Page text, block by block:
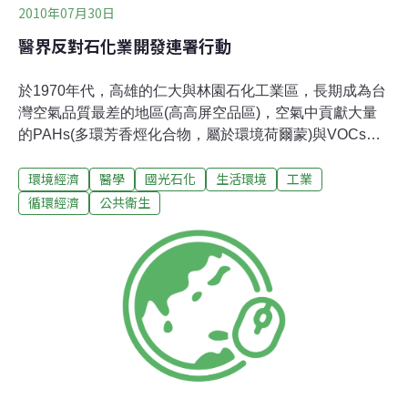
2010年07月30日
醫界反對石化業開發連署行動
於1970年代，高雄的仁大與林園石化工業區，長期成為台
灣空氣品質最差的地區(高高屏空品區)，空氣中貢獻大量
的PAHs(多環芳香烴化合物，屬於環境荷爾蒙)與VOCs；
高，尤其在全癌症、肺癌、腎臟及泌尿器官癌、淋巴造血
組織、白血病等標準化死亡率都比較高。台塑六輕於1999
鄉、東勢鄉)的癌症與非癌症，健康風險都超過可接受的安
全值(百萬分之一)；其中台西鄉的肝癌和全癌症發生率增
加3成與8成，惡性腫瘤與肺癌死亡率在六輕營運後的4至6
年，比運轉的1至3年明顯增加，且隨著時間變長而增加。
雲林縣麥寮的台塑六輕與彰化大城與芳苑的國光石化(八
輕)，兩大石化工業區，緊緊相連只隔著濁水溪。去年台灣
大學公共衛生研究所詹長權教授進行台塑六輕的健康風險
環境經濟 醫學 國光石化 生活環境
工業
循環經濟
公共衛生